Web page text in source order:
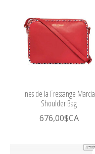
Ines de la Fressange Marcia
Shoulder Bag
676,00$CA